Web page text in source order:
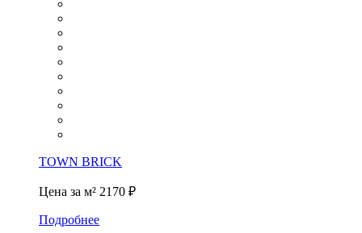
TOWN BRICK
Цена за м² 2170 ₽
Подробнее